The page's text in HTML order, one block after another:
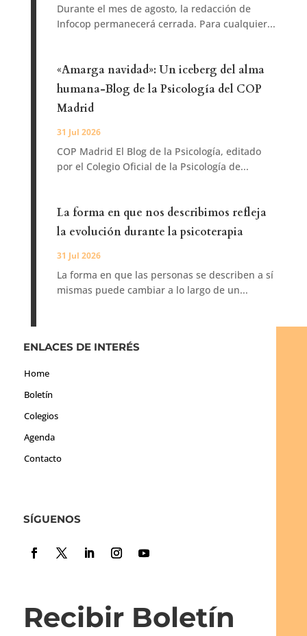
Durante el mes de agosto, la redacción de
Infocop permanecerá cerrada. Para cualquier...
«Amarga navidad»: Un iceberg del alma
humana-Blog de la Psicología del COP
Madrid
31 Jul 2026
COP Madrid El Blog de la Psicología, editado
por el Colegio Oficial de la Psicología de...
La forma en que nos describimos refleja
la evolución durante la psicoterapia
31 Jul 2026
La forma en que las personas se describen a sí
mismas puede cambiar a lo largo de un...
ENLACES DE INTERÉS
Home
Boletín
Colegios
Agenda
Contacto
SÍGUENOS
Recibir Boletín